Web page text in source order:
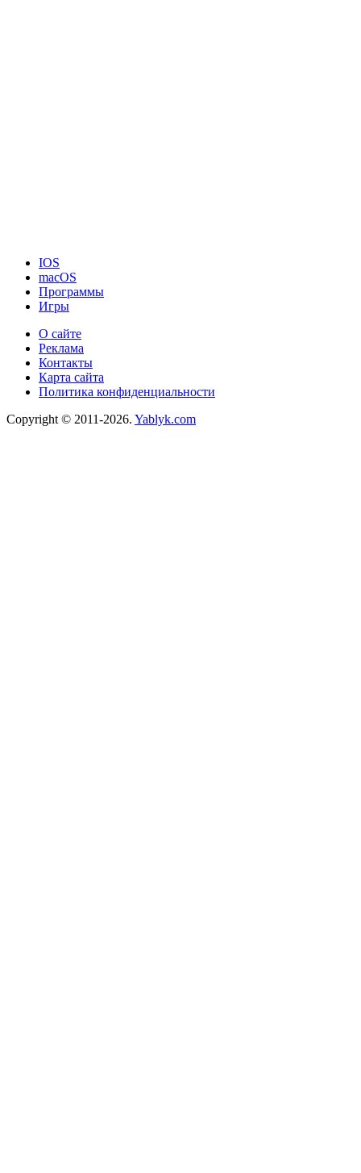
IOS
macOS
Программы
Игры
О сайте
Реклама
Контакты
Карта сайта
Политика конфиденциальности
Copyright © 2011-2026. Yablyk.сom